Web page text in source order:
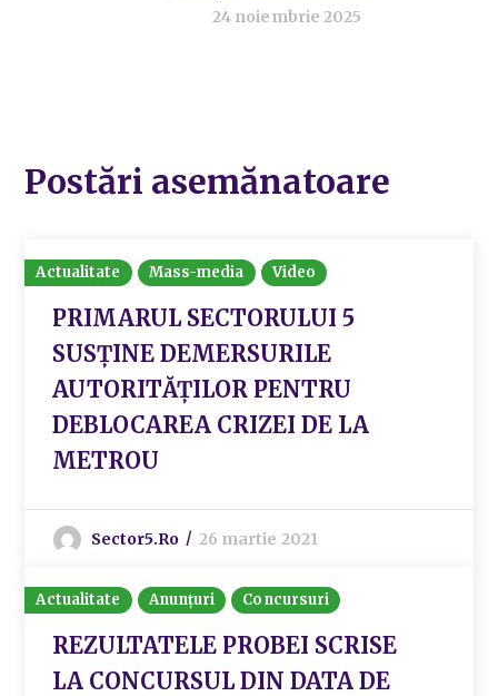
24 noiembrie 2025
Postări asemănatoare
Actualitate Mass-media Video
PRIMARUL SECTORULUI 5
SUSȚINE DEMERSURILE
AUTORITĂȚILOR PENTRU
DEBLOCAREA CRIZEI DE LA
METROU
Sector5.ro 26 martie 2021
Actualitate Anunțuri Concursuri
REZULTATELE PROBEI SCRISE
LA CONCURSUL DIN DATA DE